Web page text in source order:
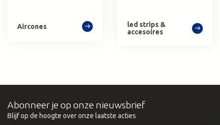
Aircones
led strips &
accesoires
Abonneer je op onze nieuwsbrief
Blijf op de hoogte over onze laatste acties